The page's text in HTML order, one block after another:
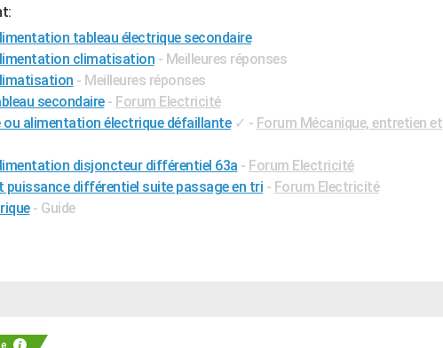
tableau électrique secondaire
climatisation - Meilleures réponses
- Meilleures réponses
secondaire - Forum Electricité
ou alimentation électrique défaillante ✓ - Forum Mécanique, entretien et
disjoncteur différentiel 63a - Forum Electricité
puissance différentiel suite passage en tri - Forum Electricité
- Guide